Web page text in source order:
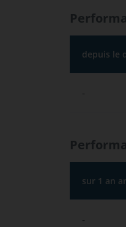
depuis le
-
sur 1 an
-